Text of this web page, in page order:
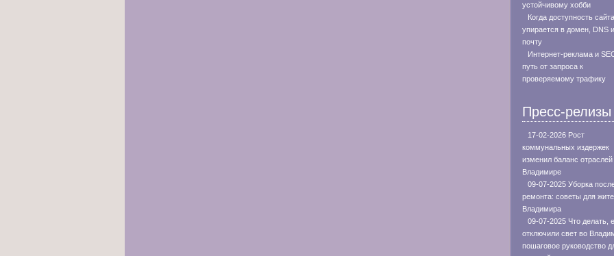
устойчивому хобби
Когда доступность сайта
упирается в домен, DNS и
почту
Интернет-реклама и
путь от запроса к
проверяемому трафику
Пресс-релизы
17-02-2026 Рост
коммунальных издержек
изменил баланс отраслей
Владимире
09-07-2025 Уборка
ремонта: советы для
Владимира
09-07-2025 Что делать,
отключили свет во
пошаговое руководство